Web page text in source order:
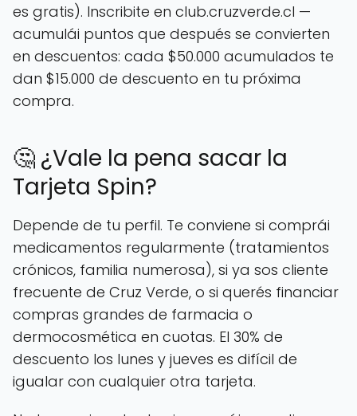
es gratis). Inscribite en club.cruzverde.cl —
acumulái puntos que después se convierten
en descuentos: cada $50.000 acumulados te
dan $15.000 de descuento en tu próxima
compra.
🤔 ¿Vale la pena sacar la
Tarjeta Spin?
Depende de tu perfil. Te conviene si comprái
medicamentos regularmente (tratamientos
crónicos, familia numerosa), si ya sos cliente
frecuente de Cruz Verde, o si querés financiar
compras grandes de farmacia o
dermocosmética en cuotas. El 30% de
descuento los lunes y jueves es difícil de
igualar con cualquier otra tarjeta.